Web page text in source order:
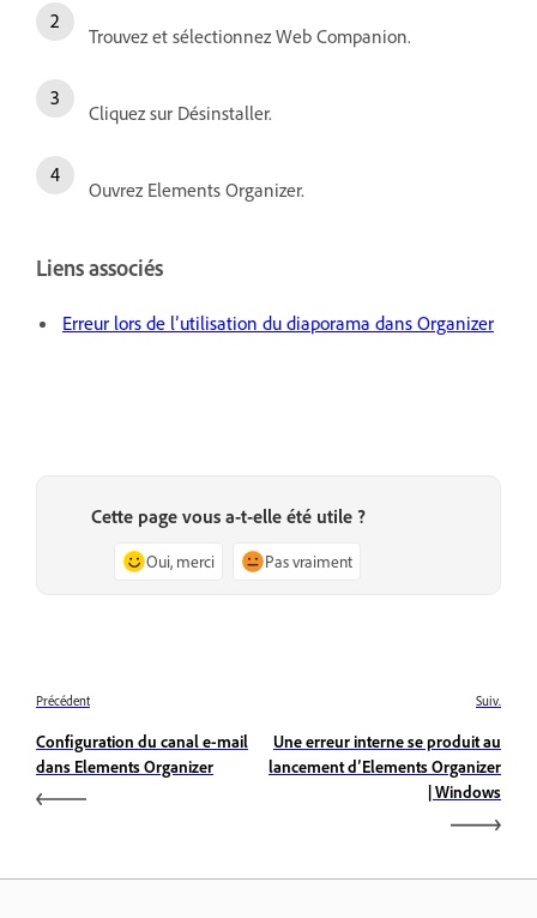
Trouvez et sélectionnez Web Companion.
Cliquez sur Désinstaller.
Ouvrez Elements Organizer.
Liens associés
Erreur lors de l’utilisation du diaporama dans Organizer
Cette page vous a-t-elle été utile ?
Oui, merci Pas vraiment
Précédent
Configuration du canal e-mail
dans Elements Organizer
Suiv.
Une erreur interne se produit au
lancement d’Elements Organizer
| Windows